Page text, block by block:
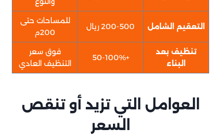
التعقيم الشامل 200-500 ريال
للمساحات حتى
200م
تنظيف بعد
البناء
+50-100%
فوق سعر
التنظيف العادي
العوامل التي تزيد أو تنقص
السعر